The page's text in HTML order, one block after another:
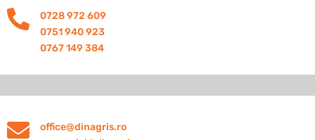

0728 972 609
0751 940 923
0767 149 384

office@dinagris.ro